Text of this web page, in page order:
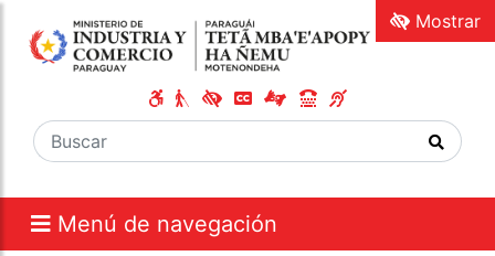
Menú de navegación
Mostrar